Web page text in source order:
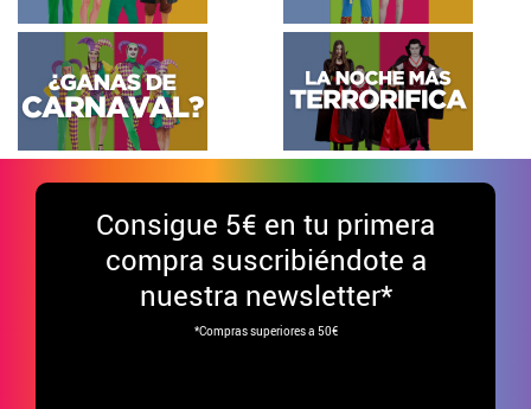
Consigue 5€ en tu primera
compra suscribiéndote a
nuestra newsletter*
*Compras superiores a 50€